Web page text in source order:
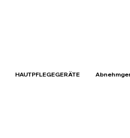
HAUTPFLEGEGERÄTE